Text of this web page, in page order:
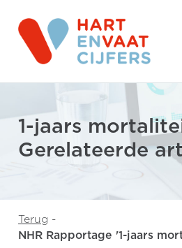
1-jaars
Gerelateerde
Terug -
NHR Rapportage '1-jaars